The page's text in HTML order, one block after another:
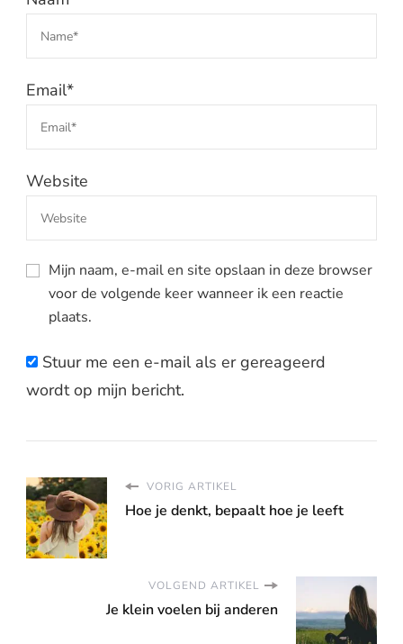
Email*
Website
Mijn naam, e-mail en site opslaan in deze browser
voor de volgende keer wanneer ik een reactie
plaats.
Stuur me een e-mail als er gereageerd
wordt op mijn bericht.
VORIG ARTIKEL
Hoe je denkt, bepaalt hoe je leeft
VOLGEND ARTIKEL
Je klein voelen bij anderen